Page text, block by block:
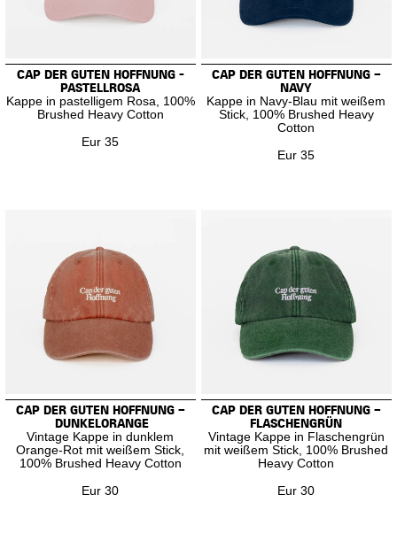
CAP DER GUTEN HOFFNUNG -
PASTELLROSA
Kappe in pastelligem Rosa, 100%
Brushed Heavy Cotton
Eur 35
CAP DER GUTEN HOFFNUNG –
NAVY
Kappe in Navy-Blau mit weißem
Stick, 100% Brushed Heavy
Cotton
Eur 35
CAP DER GUTEN HOFFNUNG –
DUNKELORANGE
Vintage Kappe in dunklem
Orange-Rot mit weißem Stick,
100% Brushed Heavy Cotton
Eur 30
CAP DER GUTEN HOFFNUNG –
FLASCHENGRÜN
Vintage Kappe in Flaschengrün
mit weißem Stick, 100% Brushed
Heavy Cotton
Eur 30